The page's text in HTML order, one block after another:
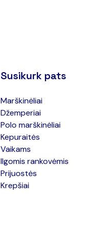
Susikurk pats
Marškinėliai
Džemperiai
Polo marškinėliai
Kepuraitės
Vaikams
Ilgomis rankovėmis
Prijuostės
Krepšiai